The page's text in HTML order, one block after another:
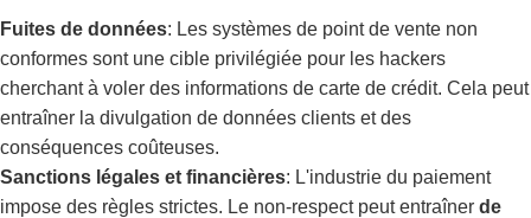
Fuites de données: Les systèmes de point de vente non
conformes sont une cible privilégiée pour les hackers
cherchant à voler des informations de carte de crédit. Cela peut
entraîner la divulgation de données clients et des
conséquences coûteuses.
Sanctions légales et financières: L'industrie du paiement
impose des règles strictes. Le non-respect peut entraîner de